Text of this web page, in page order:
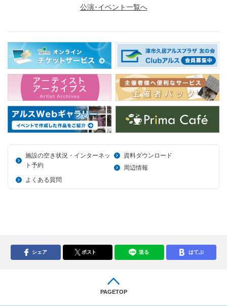
公演･イベント一覧へ
施設の空き状況・インターネッ
ト予約
資料ダウンロード
周辺情報
よくある質問
シェア ポスト 送る はてぶ
PAGETOP